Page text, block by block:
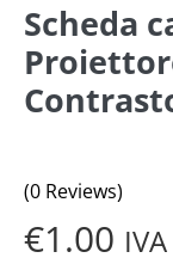
Scheda
(0 Reviews)
€1.00